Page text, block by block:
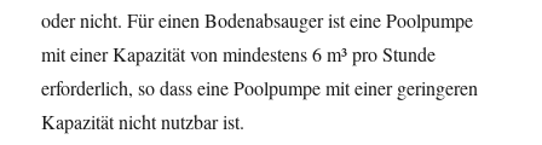
oder nicht. Für einen Bodenabsauger ist eine Poolpumpe
mit einer Kapazität von mindestens 6 m³ pro Stunde
erforderlich, so dass eine Poolpumpe mit einer geringeren
Kapazität nicht nutzbar ist.